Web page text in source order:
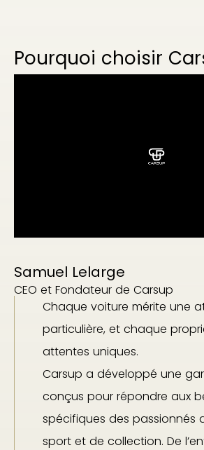
Pourquoi choisir
Samuel Lelarge
CEO et Fondateur de Carsup
Chaque voiture mérite une
particulière, et chaque
attentes uniques.
Carsup a développé une
conçus pour répondre aux
spécifiques des passionnés
sport et de collection. De